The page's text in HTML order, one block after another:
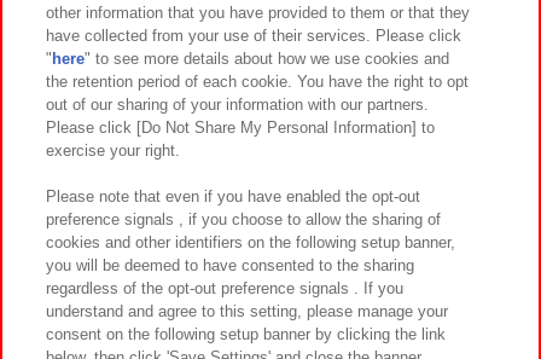
関連会社 サステナビリティ サイトポリシー
プライバシーポリシー ウェブアクセシビリティ方針と検証結果
お取引先さまとともに
カスタマーハラスメント対応方針 よくあるご質問・お問い合わせ
other information that you have provided to them or that they
have collected from your use of their services. Please click
" here" to see more details about how we use cookies and
the retention period of each cookie. You have the right to opt
out of our sharing of your information with our partners.
Please click [Do Not Share My Personal Information] to
exercise your right.
Please note that even if you have enabled the opt-out
preference signals , if you choose to allow the sharing of
cookies and other identifiers on the following setup banner,
you will be deemed to have consented to the sharing
regardless of the opt-out preference signals . If you
understand and agree to this setting, please manage your
consent on the following setup banner by clicking the link